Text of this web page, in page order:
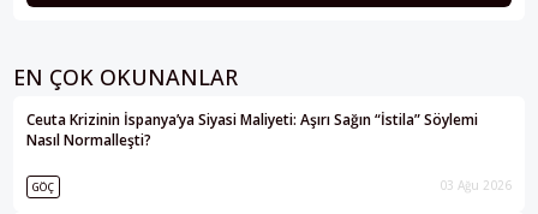
EN ÇOK OKUNANLAR
Ceuta Krizinin İspanya’ya Siyasi Maliyeti: Aşırı Sağın “İstila” Söylemi
Nasıl Normalleşti?
GÖÇ 03 Ağu 2026